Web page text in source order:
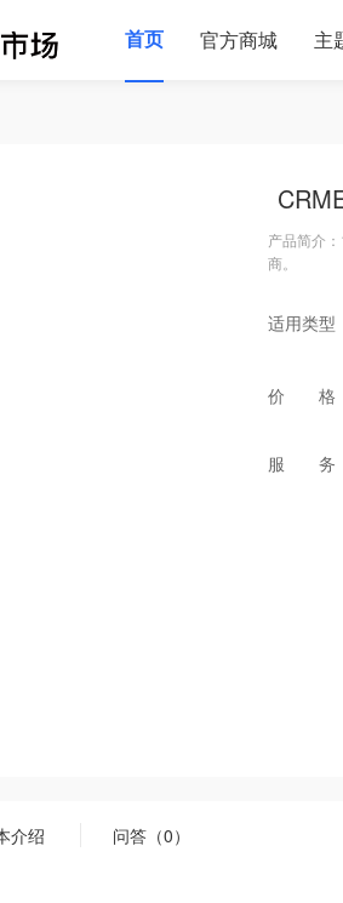
首页 官方商城 主
产品简介
商。
适用类型
价 格
服 务
介绍 问答（0）